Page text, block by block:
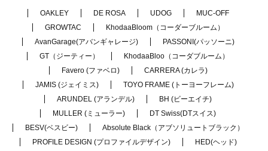
OAKLEY DE ROSA UDOG
MUC-OFF
GROWTAC
KhodaaBloom（コーダーブルーム）
AvanGarage(アバンギャレージ)
PASSONI(パッソーニ)
GT（ジーティー）
KhodaaBloo（コーダブルーム）
Favero (ファベロ)
CARRERA (カレラ)
JAMIS (ジェイミス)
TOYO FRAME (トーヨーフレーム)
ARUNDEL (アランデル)
BH (ビーエイチ)
MULLER (ミューラー)
DT Swiss(DTスイス)
BESV(ベスビー)
Absolute Black（アブソリュートブラック）
PROFILE DESIGN (プロファイルデザイン)
HED(ヘッド)